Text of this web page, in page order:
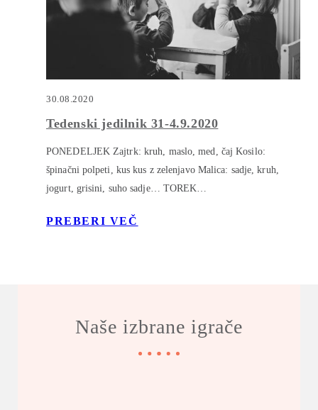
30.08.2020
Tedenski jedilnik 31-4.9.2020
PONEDELJEK Zajtrk: kruh, maslo, med, čaj Kosilo:
špinačni polpeti, kus kus z zelenjavo Malica: sadje, kruh,
jogurt, grisini, suho sadje… TOREK…
PREBERI VEČ
Naše izbrane igrače